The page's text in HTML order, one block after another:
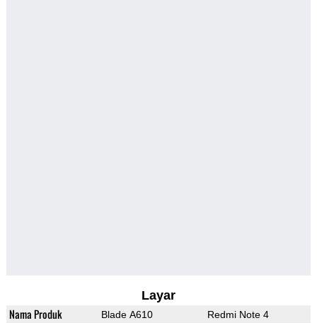
Layar
Nama Produk Blade A610 Redmi Note 4